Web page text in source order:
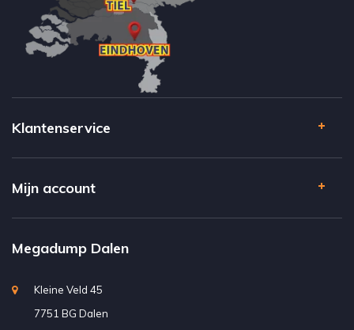
Klantenservice
Mijn account
Megadump Dalen
Kleine Veld 45
7751 BG Dalen